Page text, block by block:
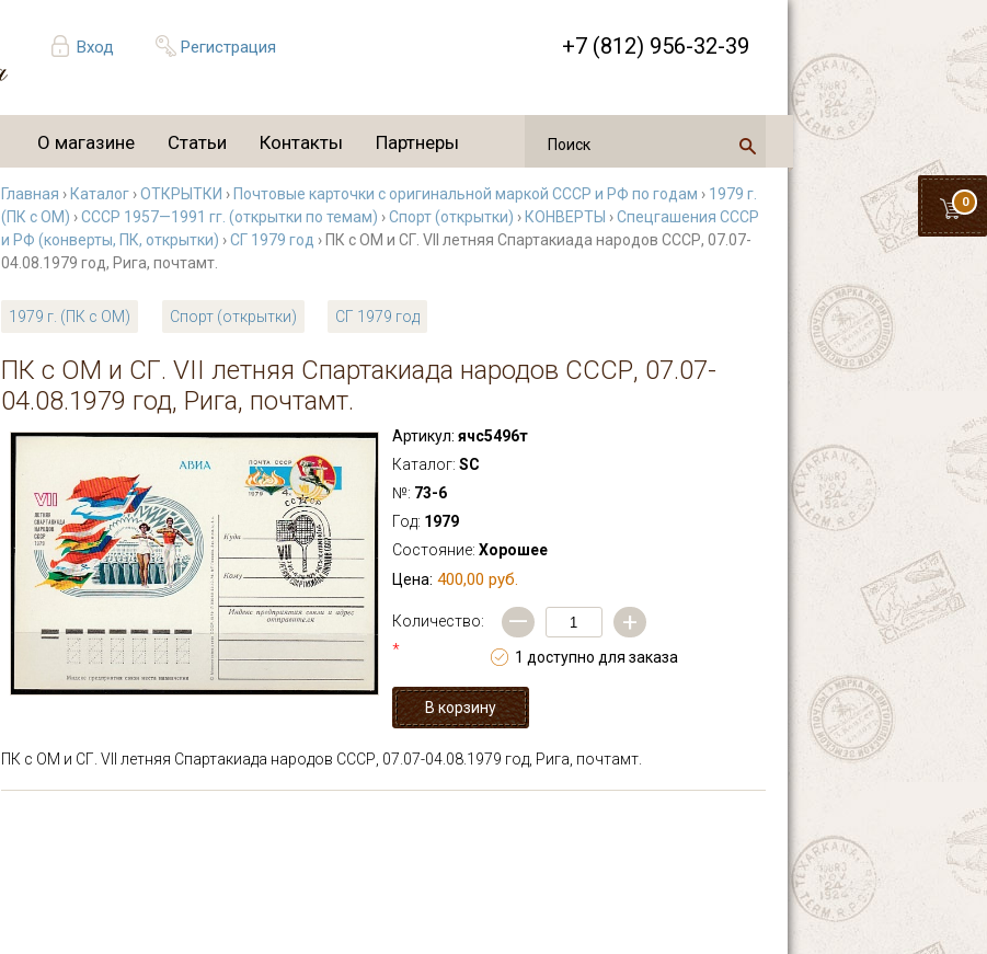
Вход Регистрация +7 (812) 956-32-39
0
О магазине Статьи Контакты Партнеры
Главная › Каталог ›ОТКРЫТКИ › Почтовые карточки с оригинальной маркой СССР и РФ по годам › 1979 г.
(ПК с ОМ) ›СССР 1957—1991 гг. (открытки по темам) ›Спорт (открытки) › КОНВЕРТЫ ›Спецгашения СССР
и РФ (конверты, ПК, открытки) ›СГ 1979 год › ПК с ОМ и СГ. VII летняя Спартакиада народов СССР, 07.07-
04.08.1979 год, Рига, почтамт.
1979 г. (ПК с ОМ) Спорт (открытки) СГ 1979 год
ПК с ОМ и СГ. VII летняя Спартакиада народов СССР, 07.07-
04.08.1979 год, Рига, почтамт.
Артикул: ячс5496т
Каталог: SC
№: 73-6
Год: 1979
Состояние: Хорошее
Цена: 400,00 руб.
Количество:
*
— +
1 доступно для заказа
ПК с ОМ и СГ. VII летняя Спартакиада народов СССР, 07.07-04.08.1979 год, Рига, почтамт.